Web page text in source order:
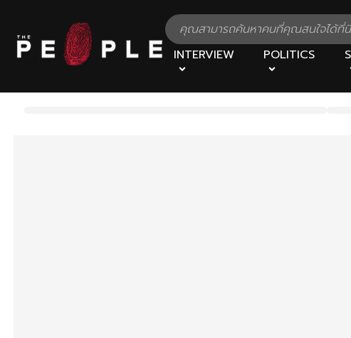
INTERVIEW POLITICS